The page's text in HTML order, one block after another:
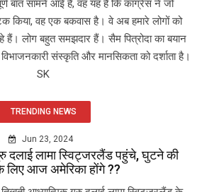
बात सामने आई है, वह यह है कि कांग्रेस ने जो
किया, वह एक बकवास है। वे अब हमारे लोगों को
लोग बहुत समझदार हैं। सैम पित्रोदा का बयान
संस्कृति और मानसिकता को दर्शाता है।
SK
TRENDING NEWS
Jun 23, 2024
दलाई लामा स्विट्जरलैंड पहुंचे, घुटने की
लिए आज अमेरिका होंगे ??